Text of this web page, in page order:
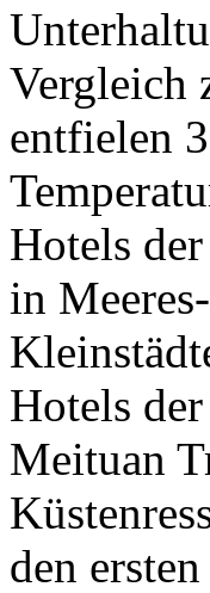
Vergleich
entfielen
Hotels
in
Hotels
Meituan
den